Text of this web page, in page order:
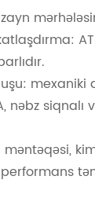
mexaniki
nəbz